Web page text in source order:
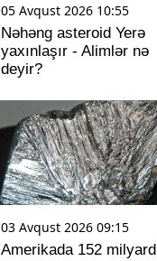
05 Avqust 2026 10:55
Nəhəng asteroid Yerə
yaxınlaşır - Alimlər nə
deyir?
03 Avqust 2026 09:15
Amerikada 152 milyard